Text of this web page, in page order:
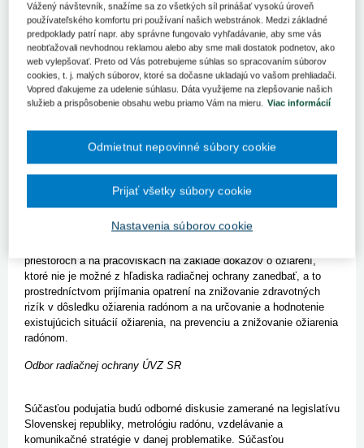
a Občianskym združením NatuRadon organizuje odbornú
konferenciu Radón v Slovenskej republike, ktorá sa uskutoční
v dňoch 29. – 31. mája 2023 v priestoroch Regionálneho úradu
verejného zdravotníctva so sídlom v Banskej Bystrici.
Zámerom konferencie je poskytnúť nové, komplexné informácie o
radónovej problematike v Slovenskej republike, reagovať na
odborníkmi v kontexte s Národným akčným radónovým plánom
Slovenskej republiky.
Národný akčný radónový plán Slovenskej republiky (NARP) je
základným strategickým dokumentom pre zabezpečenie radiačnej
Cieľom NARP-u je implementácia stratégií na zvládanie
priestoroch a na pracoviskách na základe dôkazov o ožiarení,
ktoré nie je možné z hľadiska radiačnej ochrany zanedbať, a to
prostredníctvom prijímania opatrení na znižovanie zdravotných
rizík v dôsledku ožiarenia radónom a na určovanie a hodnotenie
existujúcich situácií ožiarenia, na prevenciu a znižovanie ožiarenia
radónom.
Odbor radiačnej ochrany ÚVZ SR
Súčasťou podujatia budú odborné diskusie zamerané na legislatívu
Slovenskej republiky, metrológiu radónu, vzdelávanie a
komunikačné stratégie v danej problematike. Súčasťou
Vážený návštevník, snažíme sa zo všetkých síl prinášať vysokú úroveň
používateľského komfortu pri používaní našich webstránok. Medzi základné
predpoklady patrí napr. aby správne fungovalo vyhľadávanie, aby sme vás
neobťažovali nevhodnou reklamou alebo aby sme mali dostatok podnetov, ako
web vylepšovať. Preto od Vás potrebujeme súhlas so spracovaním súborov
cookies, t. j. malých súborov, ktoré sa dočasne ukladajú vo vašom prehliadači.
Vopred ďakujeme za udelenie súhlasu. Dáta využijeme na zlepšovanie našich
služieb a prispôsobenie obsahu webu priamo Vám na mieru. Viac informácií
Nastavenia súborov cookie
Odmietnut nepovinné súbory cookie
Prijať všetky súbory cookie